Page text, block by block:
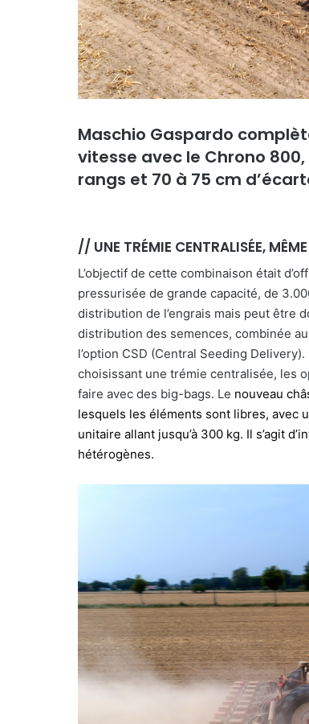
Maschio Gaspardo
vitesse avec le Chrono
rangs et 70 à 75 cm
// UNE TRÉMIE CENTRALISÉE,
L’objectif de cette combinaison était
pressurisée de grande capacité, de
distribution de l’engrais mais peut être
distribution des semences, combinée
l’option CSD (Central Seeding
choisissant une trémie centralisée, les
faire avec des big-bags. Le nouveau
lesquels les éléments sont libres, avec
unitaire allant jusqu’à 300 kg. Il s’agit
hétérogènes.